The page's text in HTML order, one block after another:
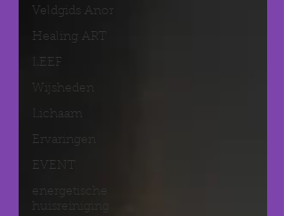
Veldgids Anor
Healing ART
LEEF
Wijsheden
Lichaam
Ervaringen
EVENT
energetische
huisreiniging